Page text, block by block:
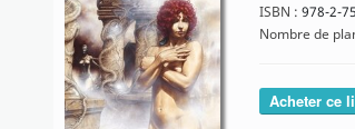
ISBN : 978-2-
Nombre de
Acheter ce